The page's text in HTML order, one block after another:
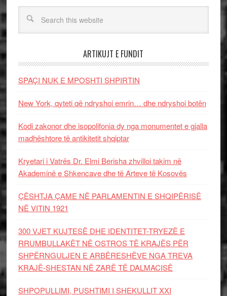
ARTIKUJT E FUNDIT
SPAÇI NUK E MPOSHTI SHPIRTIN
New York, qyteti që ndryshoi emrin… dhe ndryshoi botën
Kodi zakonor dhe isopolifonia dy nga monumentet e gjalla
madhështore të antikitetit shqiptar
Kryetari i Vatrës Dr. Elmi Berisha zhvilloi takim në
Akademinë e Shkencave dhe të Arteve të Kosovës
ÇËSHTJA ÇAME NË PARLAMENTIN E SHQIPËRISË
NË VITIN 1921
300 VJET KUJTESË DHE IDENTITET-TRYEZË E
RRUMBULLAKËT NË OSTROS TË KRAJËS PËR
SHPËRNGULJEN E ARBËRESHËVE NGA TREVA
KRAJË-SHESTAN NË ZARË TË DALMACISË
SHPOPULLIMI, PUSHTIMI I SHEKULLIT XXI